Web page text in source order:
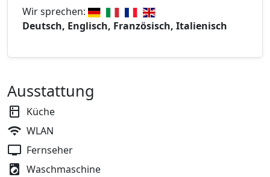
Wir sprechen:
Deutsch, Englisch, Französisch, Italienisch
Ausstattung
Küche
WLAN
Fernseher
Waschmaschine